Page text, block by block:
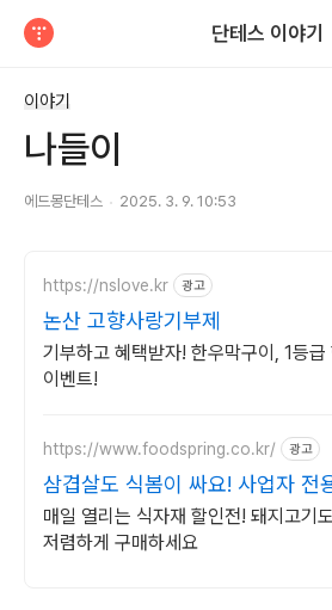
단테스 이야기
이야기
나들이
에드몽단테스 2025. 3. 9. 10:53
https://nslove.kr 광고
논산 고향사랑기부제
기부하고 혜택받자! 한우막구이, 1등
이벤트!
https://www.foodspring.co.kr/ 광고
삼겹살도 식봄이 싸요! 사업자 전
가
매일 열리는 식자재 할인전! 돼지고기
저렴하게 구매하세요